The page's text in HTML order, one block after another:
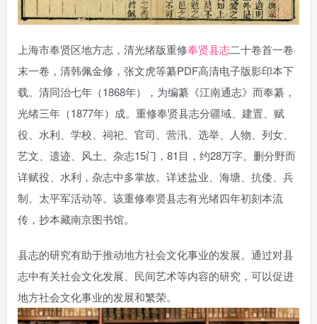
上海市奉贤区地方志，清光绪版重修奉贤县志二十卷首一卷
末一卷，清韩佩金修，张文虎等纂PDF高清电子版影印本下
载。清同治七年（1868年），为编纂《江南通志》而奉纂，
光绪三年（1877年）成。重修奉贤县志分疆域、建置、赋
役、水利、学校、祠祀、官司、营汛、选举、人物、列女、
艺文、遗迹、风土、杂志15门，81目，约28万字。删分野而
详赋役、水利，杂志中多掌故。详述盐业、海塘、抗倭、兵
制、太平军活动等。该重修奉贤县志有光绪四年初刻本流
传，抄本藏南京图书馆。
县志的研究有助于推动地方社会文化事业的发展。通过对县
志中有关社会文化发展、民间艺术等内容的研究，可以促进
地方社会文化事业的发展和繁荣。